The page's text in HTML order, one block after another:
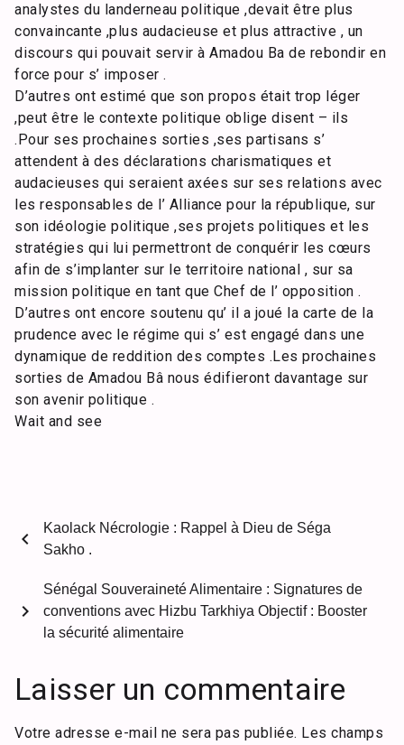
analystes du landerneau politique ,devait être plus
convaincante ,plus audacieuse et plus attractive , un
discours qui pouvait servir à Amadou Ba de rebondir en
force pour s’ imposer .
D’autres ont estimé que son propos était trop léger
,peut être le contexte politique oblige disent – ils
.Pour ses prochaines sorties ,ses partisans s’
attendent à des déclarations charismatiques et
audacieuses qui seraient axées sur ses relations avec
les responsables de l’ Alliance pour la république, sur
son idéologie politique ,ses projets politiques et les
stratégies qui lui permettront de conquérir les cœurs
afin de s’implanter sur le territoire national , sur sa
mission politique en tant que Chef de l’ opposition .
D’autres ont encore soutenu qu’ il a joué la carte de la
prudence avec le régime qui s’ est engagé dans une
dynamique de reddition des comptes .Les prochaines
sorties de Amadou Bâ nous édifieront davantage sur
son avenir politique .
Wait and see
chevron_left
Kaolack Nécrologie : Rappel à Dieu de Séga
Sakho .
Sénégal Souveraineté Alimentaire : Signatures de
conventions avec Hizbu Tarkhiya Objectif : Booster
la sécurité alimentaire
chevron_right
Laisser un commentaire
Votre adresse e-mail ne sera pas publiée. Les champs